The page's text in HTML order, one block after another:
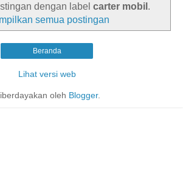
dengan label carter mobil .
semua postingan
Beranda
Lihat versi web
oleh Blogger.